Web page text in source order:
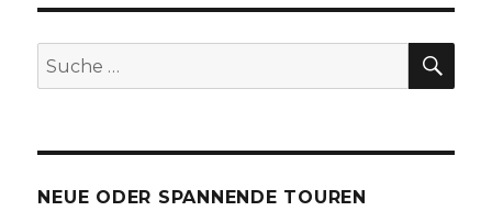
Suche
nach:
NEUE ODER SPANNENDE TOUREN